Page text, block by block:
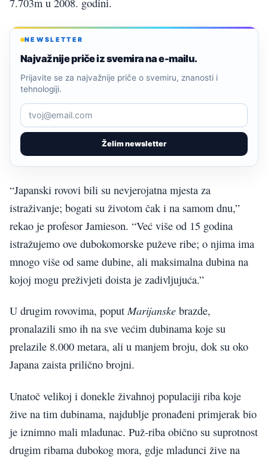
NEWSLETTER
Najvažnije priče iz svemira na e-mailu.
Želim newsletter
Prijavite se za najvažnije priče o svemiru, znanosti i
tehnologiji.
“Japanski rovovi bili su nevjerojatna mjesta za
istraživanje; bogati su životom čak i na samom dnu,”
rekao je profesor Jamieson. “Već više od 15 godina
istražujemo ove dubokomorske puževe ribe; o njima ima
mnogo više od same dubine, ali maksimalna dubina na
kojoj mogu preživjeti doista je zadivljujuća.”
U drugim rovovima, poputMarijanske brazde,
pronalazili smo ih na sve većim dubinama koje su
prelazile 8.000 metara, ali u manjem broju, dok su oko
Japana zaista prilično brojni.
Unatoč velikoj i donekle živahnoj populaciji riba koje
žive na tim dubinama, najdublje pronađeni primjerak bio
je iznimno mali mladunac. Puž-riba obično su suprotnost
drugim ribama dubokog mora, gdje mladunci žive na